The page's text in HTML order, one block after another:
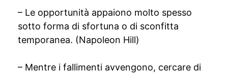
– Le opportunità appaiono molto spesso
sotto forma di sfortuna o di sconfitta
temporanea. (Napoleon Hill)
– Mentre i fallimenti avvengono, cercare di